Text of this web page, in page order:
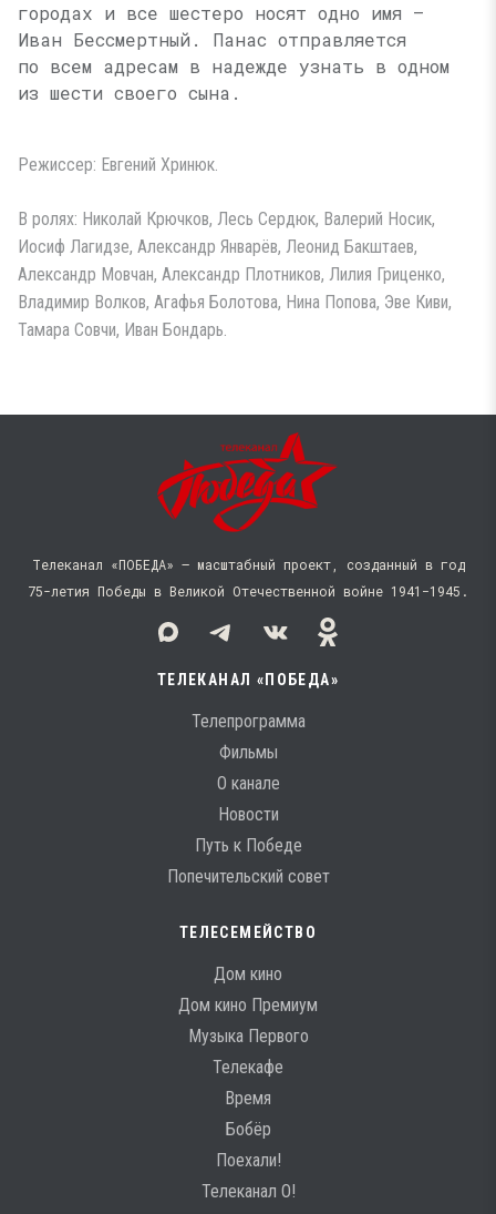
городах и все шестеро носят одно имя —
Иван Бессмертный. Панас отправляется
по всем адресам в надежде узнать в одном
из шести своего сына.
Режиссер: Евгений Хринюк.
В ролях: Николай Крючков, Лесь Сердюк, Валерий Носик,
Иосиф Лагидзе, Александр Январёв, Леонид Бакштаев,
Александр Мовчан, Александр Плотников, Лилия Гриценко,
Владимир Волков, Агафья Болотова, Нина Попова, Эве Киви,
Тамара Совчи, Иван Бондарь.
Телеканал «ПОБЕДА» — масштабный проект, созданный в год
75-летия Победы в Великой Отечественной войне 1941−1945.
ТЕЛЕКАНАЛ «ПОБЕДА»
Телепрограмма
Фильмы
О канале
Новости
Путь к Победе
Попечительский совет
ТЕЛЕСЕМЕЙСТВО
Дом кино
Дом кино Премиум
Музыка Первого
Телекафе
Время
Бобёр
Поехали!
Телеканал О!